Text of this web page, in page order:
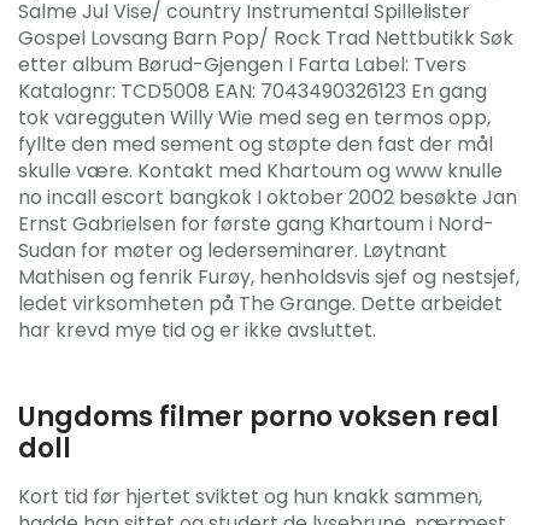
Salme Jul Vise/ country Instrumental Spillelister
Gospel Lovsang Barn Pop/ Rock Trad Nettbutikk Søk
etter album Børud-Gjengen I Farta Label: Tvers
Katalognr: TCD5008 EAN: 7043490326123 En gang
tok varegguten Willy Wie med seg en termos opp,
fyllte den med sement og støpte den fast der mål
skulle være. Kontakt med Khartoum og www knulle
no incall escort bangkok I oktober 2002 besøkte Jan
Ernst Gabrielsen for første gang Khartoum i Nord-
Sudan for møter og lederseminarer. Løytnant
Mathisen og fenrik Furøy, henholdsvis sjef og nestsjef,
ledet virksomheten på The Grange. Dette arbeidet
har krevd mye tid og er ikke avsluttet.
Ungdoms filmer porno voksen real
doll
Kort tid før hjertet sviktet og hun knakk sammen,